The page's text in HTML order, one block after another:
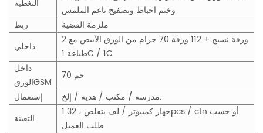
التغطية
وختم احباط وتصفيح ناعم الملمس
ربط
ملزمة القضية
داخلي
2 ورقة نسيج + 112 ورقة 70 جرام من الورق الأبيض مع
طباعة 1C / 1C
داخل
الورقGSM
70 جم
إستعمال
مدرسة / مكتب / هدية / إلخ.
التعبئة
1 جهاز كمبيوتر / لف يتقلص ، 32pcs / ctn أو حسب
طلب العميل